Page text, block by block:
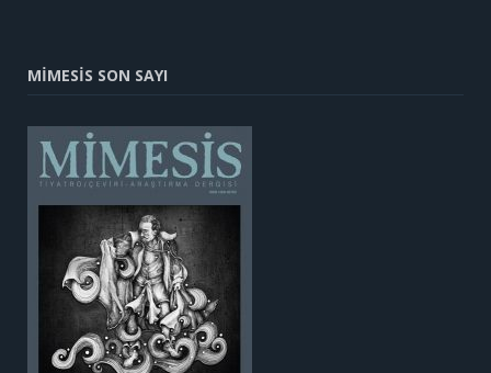
MİMESİS SON SAYI